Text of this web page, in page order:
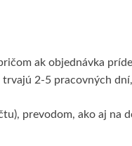
ak objednávka
2‑5 pracovných
prevodom, ako aj